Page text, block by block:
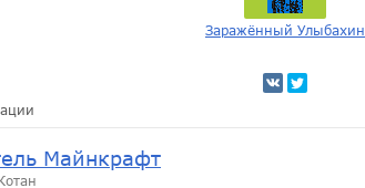
Заражённый Улыбахин
Майнкрафт